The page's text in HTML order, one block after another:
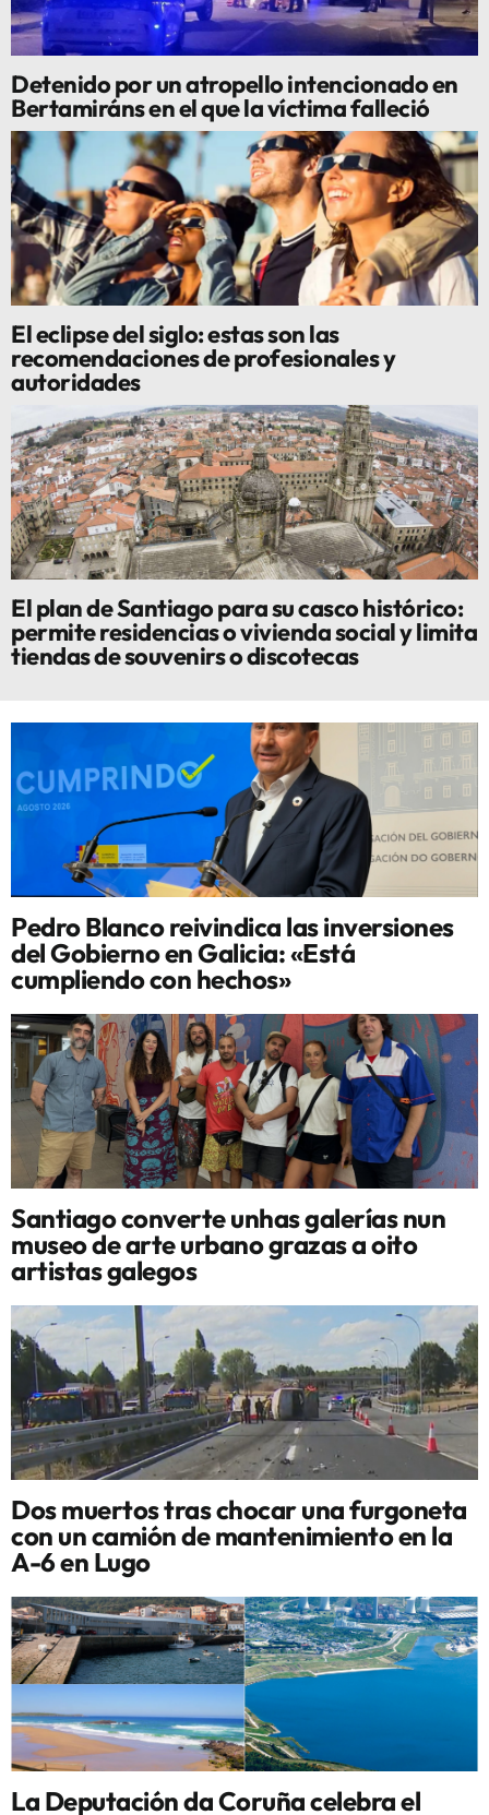
Detenido por un atropello intencionado en
Bertamiráns en el que la víctima falleció
El eclipse del siglo: estas son las
recomendaciones de profesionales y
autoridades
El plan de Santiago para su casco histórico:
permite residencias o vivienda social y limita
tiendas de souvenirs o discotecas
Pedro Blanco reivindica las inversiones
del Gobierno en Galicia: «Está
cumpliendo con hechos»
Santiago converte unhas galerías nun
museo de arte urbano grazas a oito
artistas galegos
Dos muertos tras chocar una furgoneta
con un camión de mantenimiento en la
A-6 en Lugo
La Deputación da Coruña celebra el